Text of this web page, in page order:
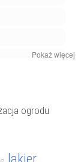
Pokaż więcej
ogrodu